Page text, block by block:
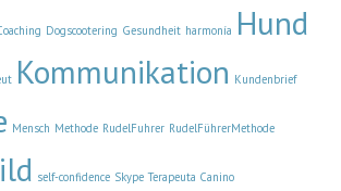
Dogscootering Gesundheit harmonía Hund
Kommunikation Kundenbrief
Mensch Methode RudelFuhrer RudelFührerMethode
self-confidence Skype Terapeuta Canino